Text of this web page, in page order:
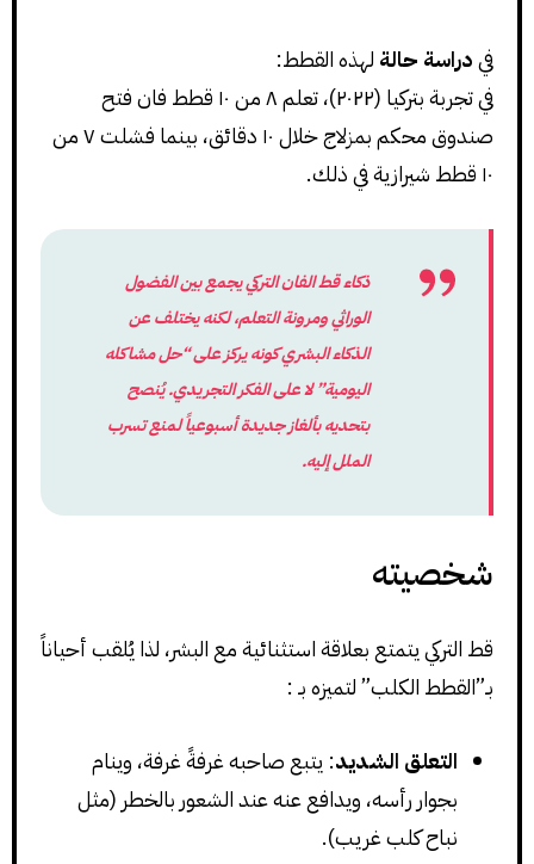
فيدراسة حالة لهذه القطط:
في تجربة بتركيا (٢٠٢٢)، تعلم ٨ من ١٠ قطط فان فتح
صندوق محكم بمزلاج خلال ١٠ دقائق، بينما فشلت ٧ من
١٠ قطط شيرازية في ذلك.
ذكاء قط الفان التركي يجمع بينالفضول
الوراثيومرونة التعلم، لكنه يختلف عن
الذكاء البشري كونه يركز على “حل مشاكله
اليومية” لا على الفكر التجريدي. يُنصح
بتحديه بألغاز جديدة أسبوعياً لمنع تسرب
الملل إليه.
شخصيته
قط التركي يتمتع بعلاقة استثنائية مع البشر، لذا يُلقب أحياناً
بـ”القطط الكلب” لتميزه بـ :
التعلق الشديد: يتبع صاحبه غرفةً غرفة، وينام
بجوار رأسه، ويدافع عنه عند الشعور بالخطر (مثل
نباح كلب غريب).